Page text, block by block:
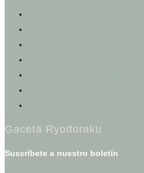
Gaceta Ryodoraku
Suscríbete a nuestro boletín